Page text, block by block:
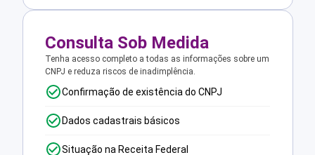
Consulta Sob Medida
Tenha acesso completo a todas as informações sobre um
CNPJ e reduza riscos de inadimplência.
Confirmação de existência do CNPJ
Dados cadastrais básicos
Situação na Receita Federal